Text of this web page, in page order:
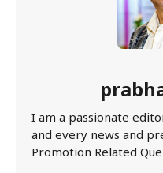
I am a passionate
and every news and
Promotion Related